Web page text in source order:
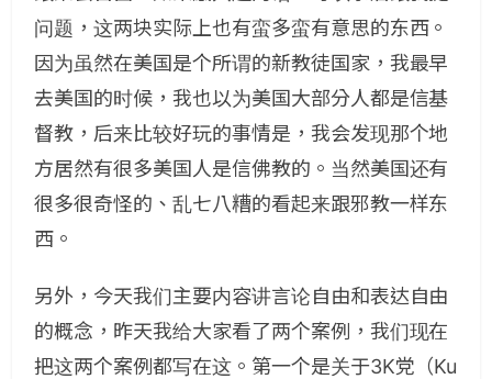
问题，这两块实际上也有蛮多蛮有意思的东西。
因为虽然在美国是个所谓的新教徒国家，我最早
去美国的时候，我也以为美国大部分人都是信基
督教，后来比较好玩的事情是，我会发现那个地
方居然有很多美国人是信佛教的。当然美国还有
很多很奇怪的、乱七八糟的看起来跟邪教一样东
西。
另外，今天我们主要内容讲言论自由和表达自由
的概念，昨天我给大家看了两个案例，我们现在
把这两个案例都写在这。第一个是关于3K党（Ku